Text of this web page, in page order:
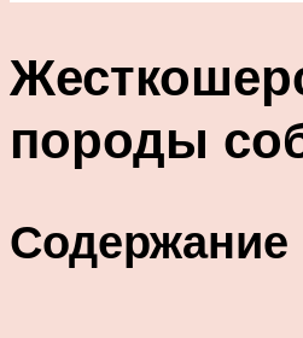
породы
Содержание